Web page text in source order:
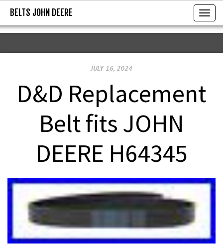
BELTS JOHN DEERE
T
o
g
t
BELTS JOHN DEERE
JULY 16, 2024
D&D Replacement
Belt fits JOHN
DEERE H64345